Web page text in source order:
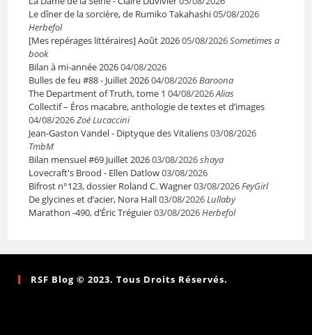
Le dîner de la sorcière, de Rumiko Takahashi05/08/2026
Herbefol
[Mes repérages littéraires] Août 202605/08/2026Sometimes a
book
Bilan à mi-année 202604/08/2026
Bulles de feu #88 - Juillet 202604/08/2026Baroona
The Department of Truth, tome 1 04/08/2026Alias
Collectif – Éros macabre, anthologie de textes et d’images
04/08/2026Zoé Lucaccini
Jean-Gaston Vandel - Diptyque des Vitaliens03/08/2026
TmbM
Bilan mensuel #69 Juillet 202603/08/2026shaya
Lovecraft's Brood - Ellen Datlow03/08/2026
Bifrost n°123, dossier Roland C. Wagner03/08/2026FeyGirl
De glycines et d’acier, Nora Hall03/08/2026Lullaby
Marathon -490, d’Éric Tréguier03/08/2026Herbefol
RSF Blog © 2023. Tous Droits Réservés.